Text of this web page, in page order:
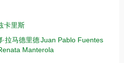
卡里斯
·拉马德里德Juan Pablo Fuentes
Manterola